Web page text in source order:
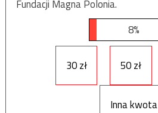
Fundacji Magna Polonia.
8%
30 zł 50 zł
Inna kwota